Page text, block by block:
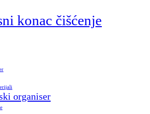
konac čišćenje
organiser